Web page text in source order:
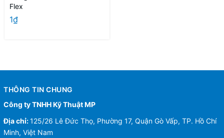
Flex
1₫
THÔNG TIN CHUNG
Công ty TNHH Kỹ Thuật MP
Địa chỉ:125/26 Lê Đức Thọ, Phường 17, Quận Gò Vấp, TP. Hồ Chí
Minh, Việt Nam